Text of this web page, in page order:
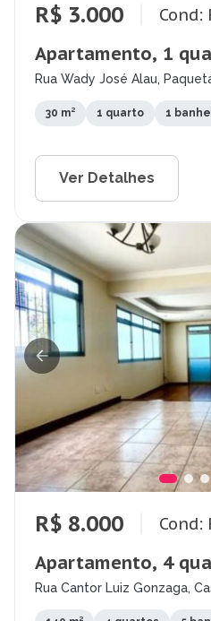
R$ 3.000 Cond:
Apartamento, 1
Rua Wady José Alau,
30 m² 1 quarto 1
Ver Detalhes
R$ 8.000 Cond:
Apartamento, 4
Rua Cantor Luiz Gonzaga,